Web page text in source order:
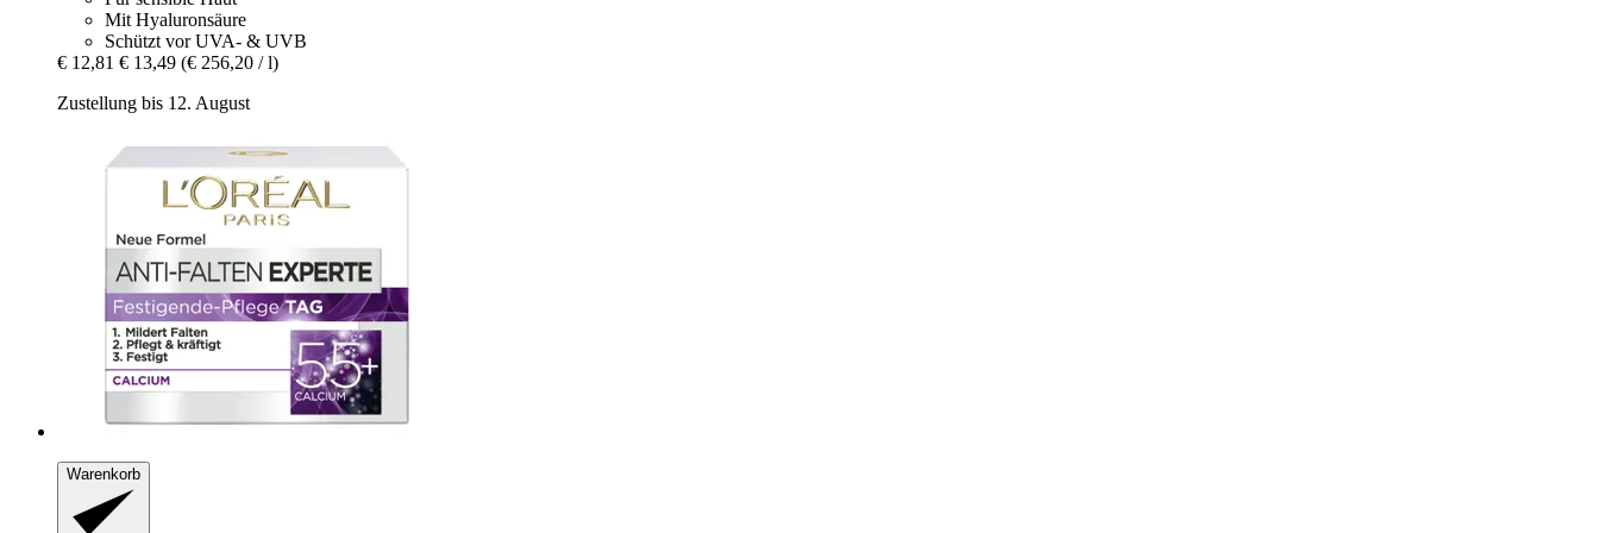
Mit Hyaluronsäure
Schützt vor UVA- & UVB
€ 12,81 € 13,49 (€ 256,20 / l)
Zustellung bis 12. August
Warenkorb